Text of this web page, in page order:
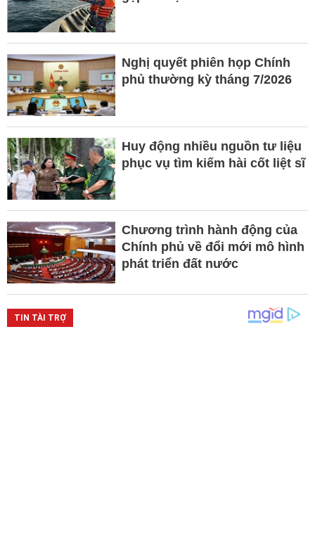
Nghị quyết phiên họp Chính
phủ thường kỳ tháng 7/2026
Huy động nhiều nguồn tư liệu
phục vụ tìm kiếm hài cốt liệt sĩ
Chương trình hành động của
Chính phủ về đổi mới mô hình
phát triển đất nước